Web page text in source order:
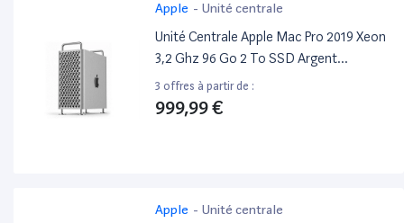
Apple - Unité centrale
Unité Centrale Apple Mac Pro 2019 Xeon
3,2 Ghz 96 Go 2 To SSD Argent
Reconditionné
3 offres à partir de :
999,99 €
Apple - Unité centrale